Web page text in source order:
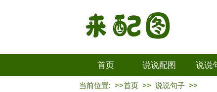
首页 说说配图 说说
当前位置: >>首页 >> 说说句子 >>